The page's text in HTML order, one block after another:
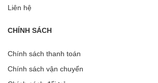
Liên hệ
CHÍNH SÁCH
Chính sách thanh toán
Chính sách vận chuyển